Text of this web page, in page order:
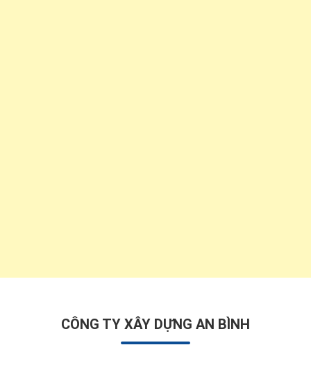
CÔNG TY XÂY DỰNG AN BÌNH